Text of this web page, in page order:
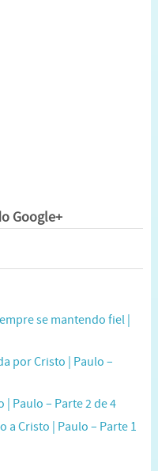
Google+
se mantendo fiel |
por Cristo | Paulo –
Paulo – Parte 2 de 4
a Cristo | Paulo – Parte 1